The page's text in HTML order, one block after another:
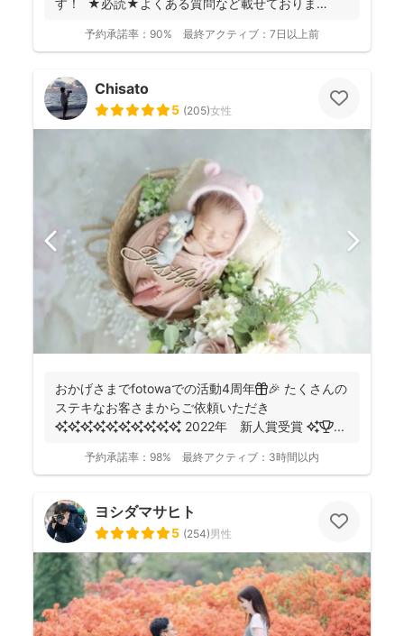
予約承諾率： 90% 最終アクティブ： 7日以上前
Chisato
5 (205)女性
おかげさまでfotowaでの活動4周年🎁🎉 たくさんの
ステキなお客さまからご依頼いただき
✨✨✨✨✨✨✨✨✨✨ 2022年 新人賞受賞 ✨🏆 ...
予約承諾率： 98% 最終アクティブ： 3時間以内
ヨシダマサヒト
5 (254)男性